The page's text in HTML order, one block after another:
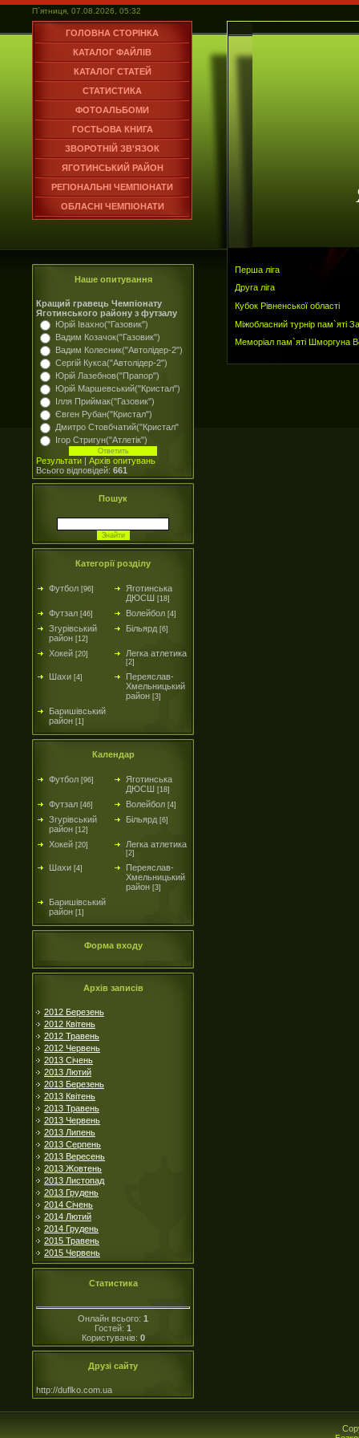
П`ятниця, 07.08.2026, 05:32
ГОЛОВНА СТОРІНКА
КАТАЛОГ ФАЙЛІВ
КАТАЛОГ СТАТЕЙ
СТАТИСТИКА
ФОТОАЛЬБОМИ
ГОСТЬОВА КНИГА
ЗВОРОТНІЙ ЗВ'ЯЗОК
ЯГОТИНСЬКИЙ РАЙОН
РЕГІОНАЛЬНІ ЧЕМПІОНАТИ
ОБЛАСНІ ЧЕМПІОНАТИ
Наше опитування
Кращий гравець Чемпіонату
Яготинського району з футзалу
Юрій Івахно("Газовик")
Вадим Козачок("Газовик")
Вадим Колесник("Автолідер-2")
Сергій Кукса("Автолідер-2")
Юрій Лазебнов("Прапор")
Юрій Маршевський("Кристал")
Ілля Приймак("Газовик")
Євген Рубан("Кристал")
Дмитро Стовбчатий("Кристал"
Ігор Стригун("Атлетік")
Результати | Архів опитувань
Всього відповідей: 661
Пошук
Категорії розділу
Футбол [96]
Яготинська
ДЮСШ [18]
Футзал [46] Волейбол [4]
Згурівський
район [12]
Більярд [6]
Хокей [20] Легка атлетика
[2]
Шахи [4]
Переяслав-
Хмельницький
район [3]
Баришівський
район [1]
Календар
Футбол [96]
Яготинська
ДЮСШ [18]
Футзал [46] Волейбол [4]
Згурівський
район [12]
Більярд [6]
Хокей [20] Легка атлетика
[2]
Шахи [4]
Переяслав-
Хмельницький
район [3]
Баришівський
район [1]
Форма входу
Архів записів
2012 Березень
2012 Квітень
2012 Травень
2012 Червень
2013 Січень
2013 Лютий
2013 Березень
2013 Квітень
2013 Травень
2013 Червень
2013 Липень
2013 Серпень
2013 Вересень
2013 Жовтень
2013 Листопад
2013 Грудень
2014 Січень
2014 Лютий
2014 Грудень
2015 Травень
2015 Червень
Статистика
Онлайн всього: 1
Гостей: 1
Користувачів: 0
Друзі сайту
http://duflko.com.ua
Перша ліга
Друга ліга
Кубок Рівненської області
Міжобласний турнір пам`яті
Меморіал пам`яті Шморгуна